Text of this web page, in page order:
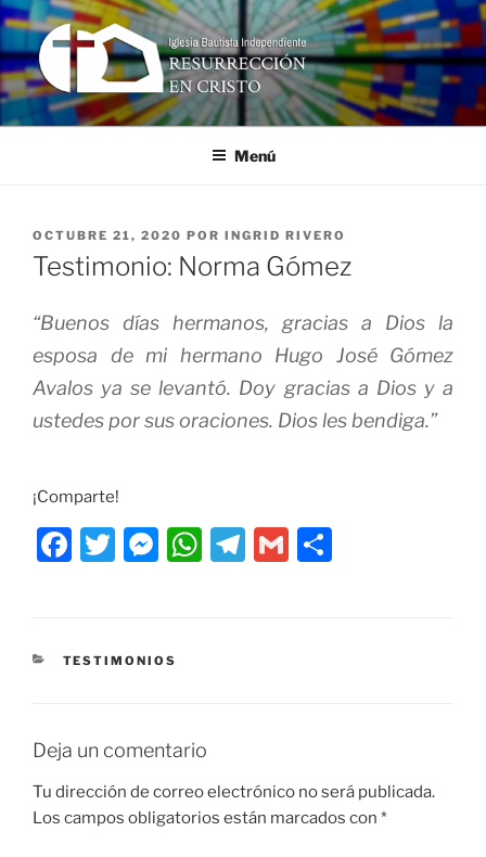
Ir
contenido
RESURRECCIÓN EN CRISTO
Iglesia Bautista Independiente
Menú
PUBLICADO
EN
OCTUBRE 21, 2020 POR INGRID RIVERO
Testimonio: Norma Gómez
“Buenos días hermanos, gracias a Dios la
esposa de mi hermano Hugo José Gómez
Avalos ya se levantó. Doy gracias a Dios y a
ustedes por sus oraciones. Dios les bendiga.”
¡Comparte!
F
e
o
k
T
er
M
e
er
W
p
T
G
CATEGORÍAS
TESTIMONIOS
Deja un comentario
Tu dirección de correo electrónico no será publicada.
Los campos obligatorios están marcados con *